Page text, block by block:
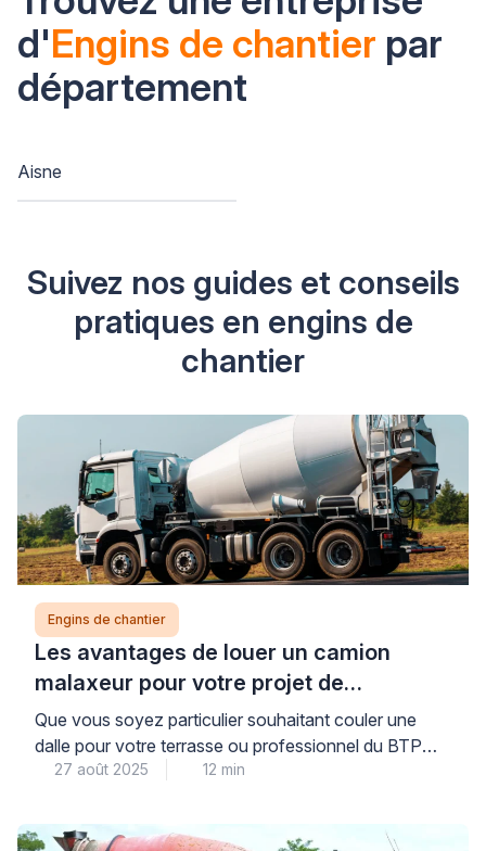
d'Engins de chantier par
département
Aisne
Suivez nos guides et conseils
pratiques en engins de
chantier
Engins de chantier
Les avantages de louer un camion
malaxeur pour votre projet de
construction
Que vous soyez particulier souhaitant couler une
dalle pour votre terrasse ou professionnel du BTP
gérant un chantier d’envergure, la location d’un
économique pour vos besoins en béton frais. En
27 août 2025 12 min